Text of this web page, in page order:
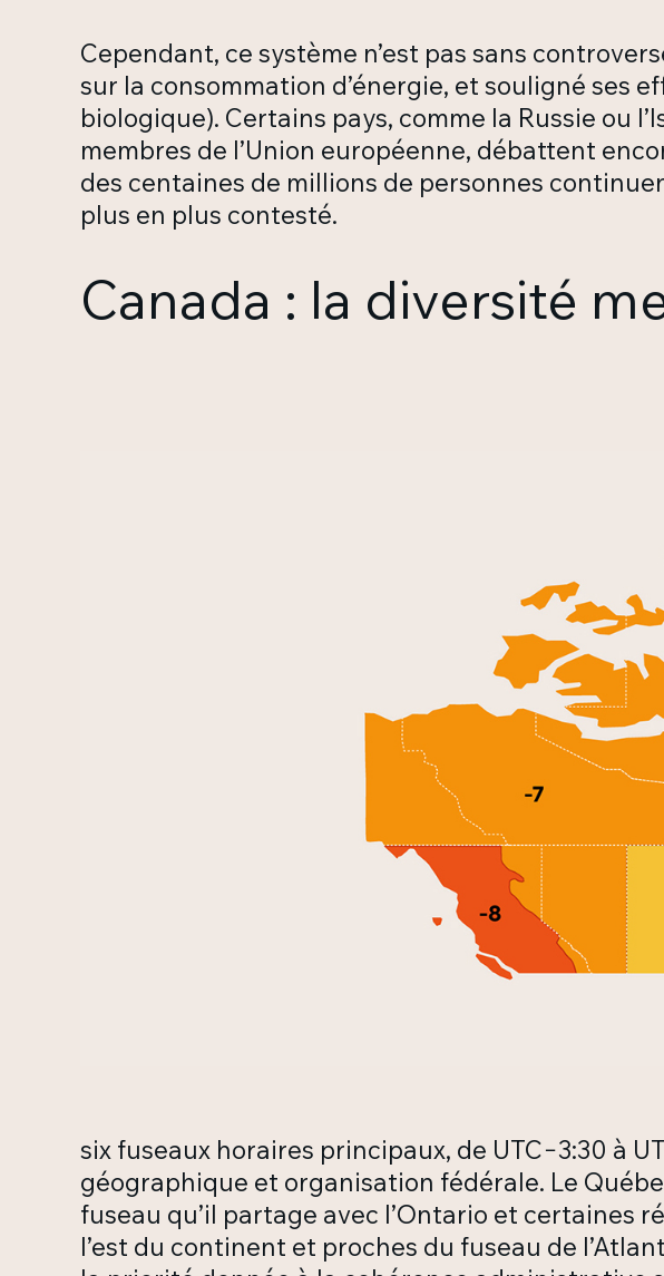
Cependant, ce système n’est pas sans
sur la consommation d’énergie, et souligné ses
biologique). Certains pays, comme la Russie ou
membres de l’Union européenne, débattent
des centaines de millions de personnes
plus en plus contesté.
Canada : la diversité
six fuseaux horaires principaux, de UTC−3:30 à
géographique et organisation fédérale. Le
fuseau qu’il partage avec l’Ontario et certaines
l’est du continent et proches du fuseau de